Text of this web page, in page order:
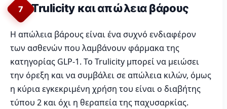
7 Trulicity και απώλεια βάρους
Η απώλεια βάρους είναι ένα συχνό ενδιαφέρον
των ασθενών που λαμβάνουν φάρμακα της
κατηγορίας GLP-1. Το Trulicity μπορεί να μειώσει
την όρεξη και να συμβάλει σε απώλεια κιλών, όμως
η κύρια εγκεκριμένη χρήση του είναι ο διαβήτης
τύπου 2 και όχι η θεραπεία της παχυσαρκίας.